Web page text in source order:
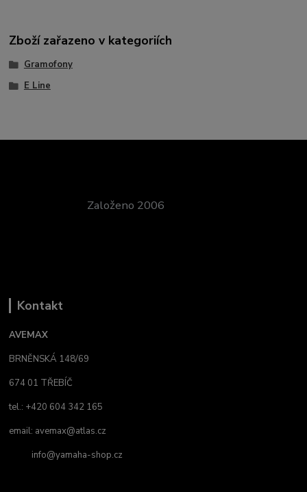
Zboží zařazeno v kategoriích
Gramofony
E Line
Založeno 2006
Kontakt
AVEMAX
BRNĚNSKÁ 148/69
674 01 TŘEBÍČ
tel.: +420 604 342 165
email: avemax@atlas.cz
info@yamaha-shop.cz